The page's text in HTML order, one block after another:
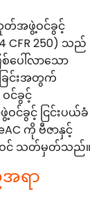
ဘုတ်အဖွဲ့ဝင်ခွင့်
CFR 250) သည်
ပေါ်လာသော
ြင်းအတွက်
င်ခွင့်
င်ခွင့် ငြင်းပယ်ခံ
ကို ဗီဇာနှင့်
ဝင် သတ်မှတ်သည်။
ရာ